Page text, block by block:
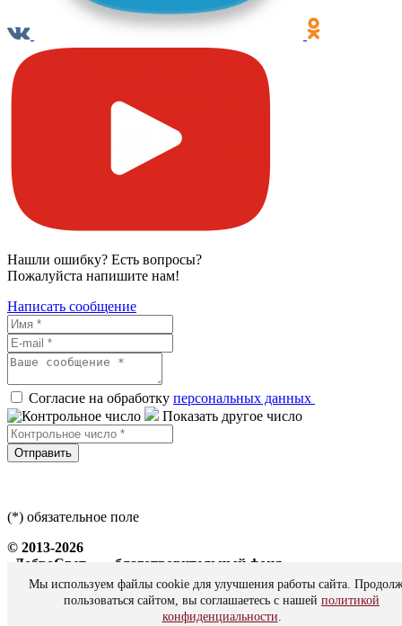
Нашли ошибку? Есть вопросы?
Пожалуйста напишите нам!
Написать сообщение
Согласие на обработку персональных данных
Показать другое число
Отправить
(*) обязательное поле
© 2013-2026
«ДоброСвет» — благотворительный фонд
Все права защищены
Мы используем файлы cookie для улучшения работы сайта.
пользоваться сайтом, вы соглашаетесь с нашей политикой
конфиденциальности.